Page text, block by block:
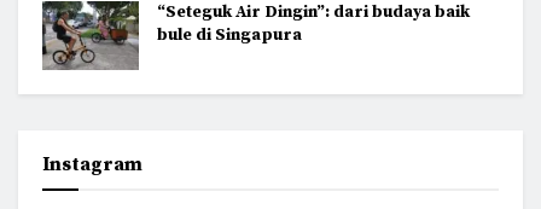
“Seteguk Air Dingin”: dari budaya baik
bule di Singapura
Instagram